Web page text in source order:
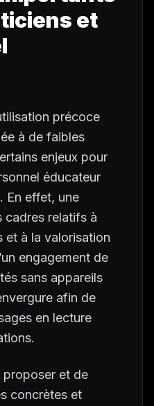
et
précoce
à de faibles
enjeux pour
éducateur
En effet, une
cadres relatifs à
et à la valorisation
engagement de
sans appareils
afin de
en lecture
proposer et de
concrètes et